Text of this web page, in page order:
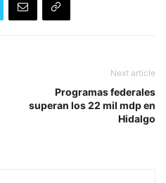
Next article
Programas federales
superan los 22 mil mdp en
Hidalgo